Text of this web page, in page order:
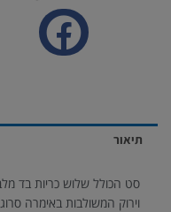
תיאור
סט הכולל שלוש כריות בד
וירוק המשולבות באימרה